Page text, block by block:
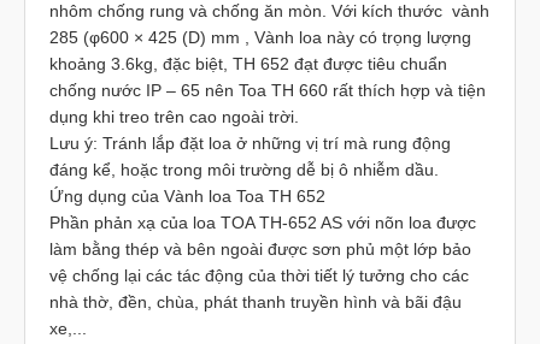
nhôm chống rung và chống ăn mòn. Với kích thước vành
285 (φ600 × 425 (D) mm , Vành loa này có trọng lượng
khoảng 3.6kg, đặc biệt, TH 652 đạt được tiêu chuẩn
chống nước IP – 65 nên Toa TH 660 rất thích hợp và tiện
dụng khi treo trên cao ngoài trời.
Lưu ý: Tránh lắp đặt loa ở những vị trí mà rung động
đáng kể, hoặc trong môi trường dễ bị ô nhiễm dầu.
Ứng dụng của Vành loa Toa TH 652
Phần phản xạ của loa TOA TH-652 AS với nõn loa được
làm bằng thép và bên ngoài được sơn phủ một lớp bảo
vệ chống lại các tác động của thời tiết lý tưởng cho các
nhà thờ, đền, chùa, phát thanh truyền hình và bãi đậu
xe,...